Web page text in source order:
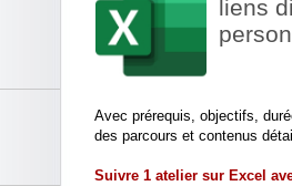
liens
Avec prérequis, objectifs,
des parcours et contenus
Suivre 1 atelier sur Excel